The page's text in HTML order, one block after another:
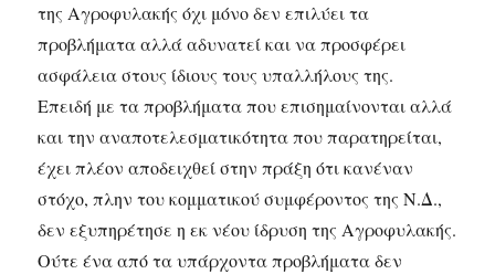
της Αγροφυλακής όχι μόνο δεν επιλύει τα
προβλήματα αλλά αδυνατεί και να προσφέρει
ασφάλεια στους ίδιους τους υπαλλήλους της.
Επειδή με τα προβλήματα που επισημαίνονται αλλά
και την αναποτελεσματικότητα που παρατηρείται,
έχει πλέον αποδειχθεί στην πράξη ότι κανέναν
στόχο, πλην του κομματικού συμφέροντος της Ν.Δ.,
δεν εξυπηρέτησε η εκ νέου ίδρυση της Αγροφυλακής.
Ούτε ένα από τα υπάρχοντα προβλήματα δεν